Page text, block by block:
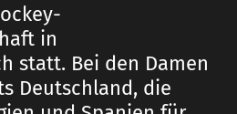
in
statt. Bei den Damen
Deutschland, die